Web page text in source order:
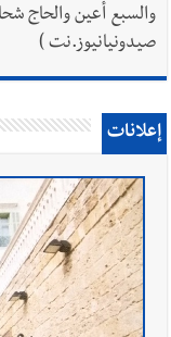
والسبع أعين والحاج
صيدونيانيوز.نت )
إعلانات